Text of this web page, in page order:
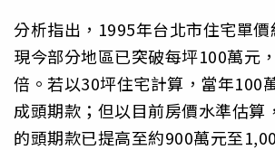
分析指出，1995年台北市住宅單價
現今部分地區已突破每坪100萬元
倍。若以30坪住宅計算，當年100
成頭期款；但以目前房價水準估算
的頭期款已提高至約900萬元至